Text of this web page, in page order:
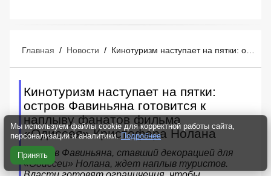
Главная / Новости /
Кинотуризм наступает на пятки:
остров Фавиньяна готовится к
наплыву фанатов фильма
«Одиссея» Кристофера Нолана
Остров Фавиньяна, ставший декорацией для
«Одиссеи» Нолана, ждет наплыв туристов.
Мы используем файлы cookie для корректной работы сайта,
персонализации и аналитики. Подробнее
Принять